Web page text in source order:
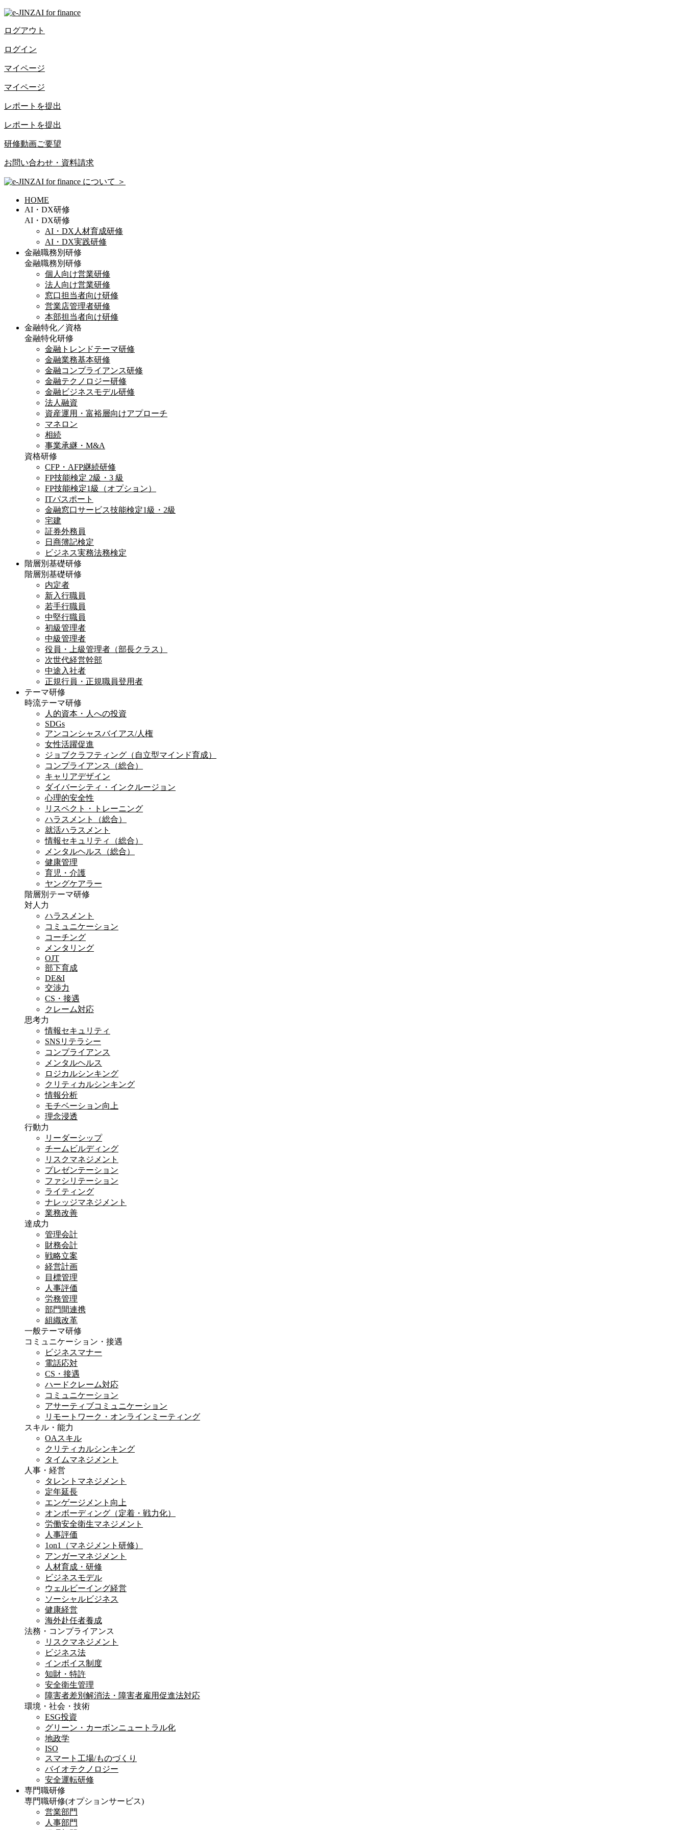
ログアウト
ログイン
マイページ
マイページ
レポートを提出
レポートを提出
研修動画ご要望
お問い合わせ・資料請求
について ＞
HOME
AI・DX研修
AI・DX研修
AI・DX人材育成研修
AI・DX実践研修
金融職務別研修
金融職務別研修
個人向け営業研修
法人向け営業研修
窓口担当者向け研修
営業店管理者研修
本部担当者向け研修
金融特化／資格
金融特化研修
金融トレンドテーマ研修
金融業務基本研修
金融コンプライアンス研修
金融テクノロジー研修
金融ビジネスモデル研修
法人融資
資産運用・富裕層向けアプローチ
マネロン
相続
事業承継・M&A
資格研修
CFP・AFP継続研修
FP技能検定 2級・3 級
FP技能検定1級（オプション）
ITパスポート
金融窓口サービス技能検定1級・2級
宅建
証券外務員
日商簿記検定
ビジネス実務法務検定
階層別基礎研修
階層別基礎研修
内定者
新入行職員
若手行職員
中堅行職員
初級管理者
中級管理者
役員・上級管理者（部長クラス）
次世代経営幹部
中途入社者
正規行員・正規職員登用者
テーマ研修
時流テーマ研修
人的資本・人への投資
SDGs
アンコンシャスバイアス/人権
女性活躍促進
ジョブクラフティング（自立型マインド育成）
コンプライアンス（総合）
キャリアデザイン
ダイバーシティ・インクルージョン
心理的安全性
リスペクト・トレーニング
ハラスメント（総合）
就活ハラスメント
情報セキュリティ（総合）
メンタルヘルス（総合）
健康管理
育児・介護
ヤングケアラー
階層別テーマ研修
対人力
ハラスメント
コミュニケーション
コーチング
メンタリング
OJT
部下育成
DE&I
交渉力
CS・接遇
クレーム対応
思考力
情報セキュリティ
SNSリテラシー
コンプライアンス
メンタルヘルス
ロジカルシンキング
クリティカルシンキング
情報分析
モチベーション向上
理念浸透
行動力
リーダーシップ
チームビルディング
リスクマネジメント
プレゼンテーション
ファシリテーション
ライティング
ナレッジマネジメント
業務改善
達成力
管理会計
財務会計
戦略立案
経営計画
目標管理
人事評価
労務管理
部門間連携
組織改革
一般テーマ研修
コミュニケーション・接遇
ビジネスマナー
電話応対
CS・接遇
ハードクレーム対応
コミュニケーション
アサーティブコミュニケーション
リモートワーク・オンラインミーティング
スキル・能力
OAスキル
クリティカルシンキング
タイムマネジメント
人事・経営
タレントマネジメント
定年延長
エンゲージメント向上
オンボーディング（定着・戦力化）
労働安全衛生マネジメント
人事評価
1on1（マネジメント研修）
アンガーマネジメント
人材育成・研修
ビジネスモデル
ウェルビーイング経営
ソーシャルビジネス
健康経営
海外赴任者養成
法務・コンプライアンス
リスクマネジメント
ビジネス法
インボイス制度
知財・特許
安全衛生管理
障害者差別解消法・障害者雇用促進法対応
環境・社会・技術
ESG投資
グリーン・カーボンニュートラル化
地政学
ISO
スマート工場/ものづくり
バイオテクノロジー
安全運転研修
専門職研修
専門職研修(オプションサービス)
営業部門
人事部門